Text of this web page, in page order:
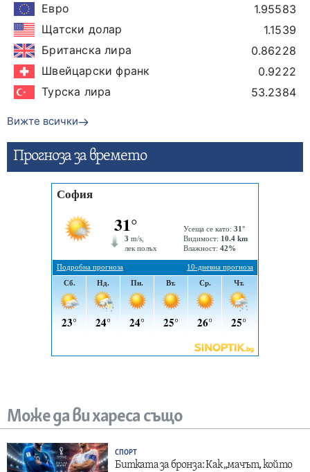
Евро
1.95583
Щатски долар
1.1539
Британска лира
0.86228
Швейцарски франк
0.9222
Турска лира
53.2384
Вижте всички
Прогнозa за времето
Може да ви хареса също
СПОРТ
Битката за бронза: Как „мачът, който